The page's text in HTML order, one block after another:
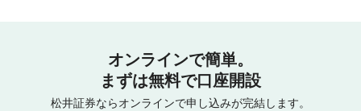
オンラインで簡単。
まずは無料で口座開設
松井証券ならオンラインで申し込みが完結します。